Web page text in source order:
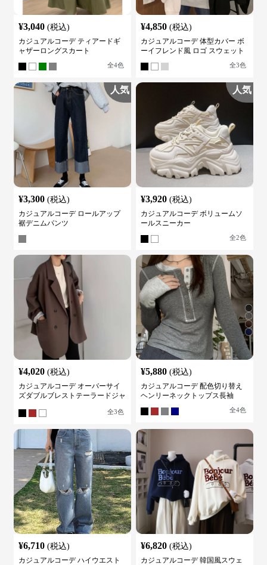
¥3,040 (税込)
カジュアルコーデ ティアードギ
ャザーロングスカート
全4色
¥4,850 (税込)
カジュアルコーデ 体型カバー ボ
ーイフレンド風 ロゴ スウェット
全3色
人気
¥3,300 (税込)
カジュアルコーデ ロールアップ
裾デニムパンツ
人気
¥3,920 (税込)
カジュアルコーデ ボリュームソ
ールスニーカー
全2色
¥4,020 (税込)
カジュアルコーデ オーバーサイ
ズダブルブレストテーラードジャ
全3色
¥5,880 (税込)
カジュアルコーデ 配色切り替え
ヘンリーネックトップス長袖
全4色
¥6,710 (税込)
カジュアルコーデ ハイウエスト
¥6,820 (税込)
カジュアルコーデ 韓国風スウェ